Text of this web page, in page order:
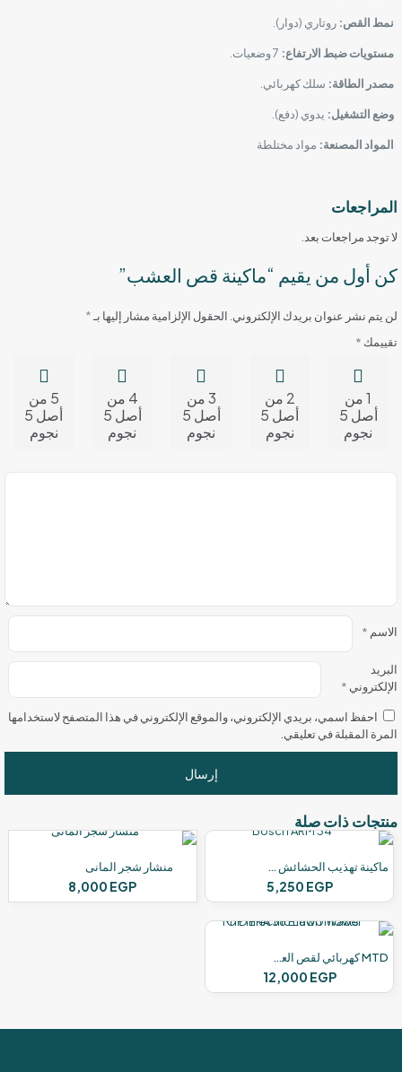
نمط القص: روتاري (دوار).
مستويات ضبط الارتفاع:
مصدر الطاقة: سلك كهربائي.
وضع التشغيل: يدوي (دفع).
المواد المصنعة: مواد مختلطة
المراجعات
لا توجد مراجعات بعد.
كن أول من يقيم “ماكينة قص العشب”
لن يتم نشر عنوان بريدك الإلكتروني. الحقول الإلزامية مشار إليها بـ*
تقييمك *
1 من
أصل 5
نجوم
2 من
أصل 5
نجوم
3 من
أصل 5
نجوم
4 من
أصل 5
نجوم
5 من
أصل 5
نجوم
الاسم *
البريد
الإلكتروني *
احفظ اسمي، بريدي الإلكتروني، والموقع الإلكتروني في هذا المتصفح لاستخدامها
المرة المقبلة في تعليقي.
منتجات ذات صلة
ماكينة تهذيب الحشائش من بوش
5,250 EGP
منشار شجر المانى
8,000 EGP
MTD كهربائي لقص العشب
12,000 EGP